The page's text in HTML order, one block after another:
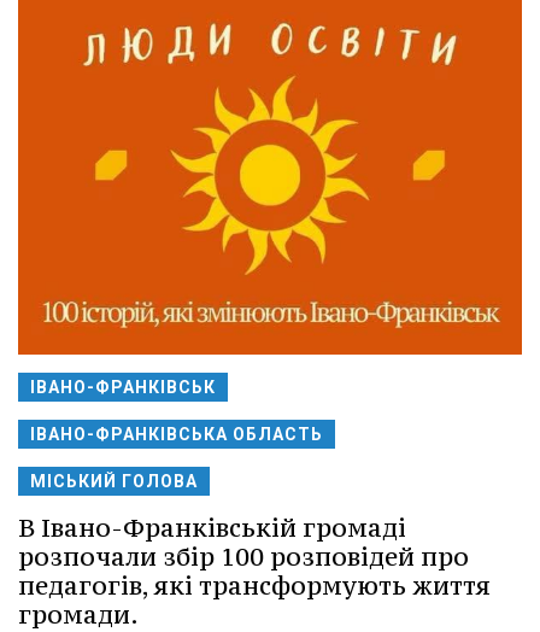
ІВАНО-ФРАНКІВСЬК
ІВАНО-ФРАНКІВСЬКА ОБЛАСТЬ
МІСЬКИЙ ГОЛОВА
В Івано-Франківській громаді
розпочали збір 100 розповідей про
педагогів, які трансформують життя
громади.